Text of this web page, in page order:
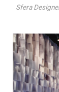
Sfera